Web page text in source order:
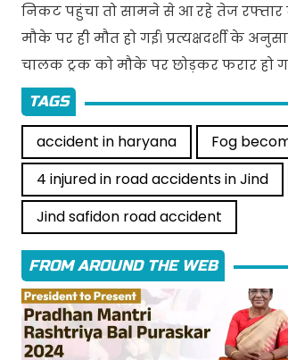
निकट पहुंचा तो सामने से आ रहे तेज रफ्तार
मौके पर ही मौत हो गई। प्रत्यक्षदर्शी के
चालक ट्रक को मौके पर छोड़कर फरार हो
TAGS
accident in haryana Fog
4 injured in road accidents in Jind
Jind safidon road accident
FROM AROUND THE WEB